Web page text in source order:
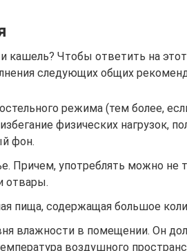
кашель? Чтобы ответить на
следующих общих
режима (тем более,
физических нагрузок,
фон.
Причем, употреблять можно не
отвары.
пища, содержащая большое
влажности в помещении. Он
воздушного